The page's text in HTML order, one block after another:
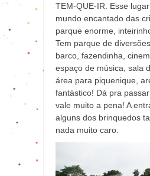
TEM-QUE-IR. Esse
mundo encantado das
parque enorme,
Tem parque de
barco, fazendinha,
espaço de música, sala
área para piquenique,
fantástico! Dá pra
vale muito a pena! A
alguns dos brinquedos
nada muito caro.